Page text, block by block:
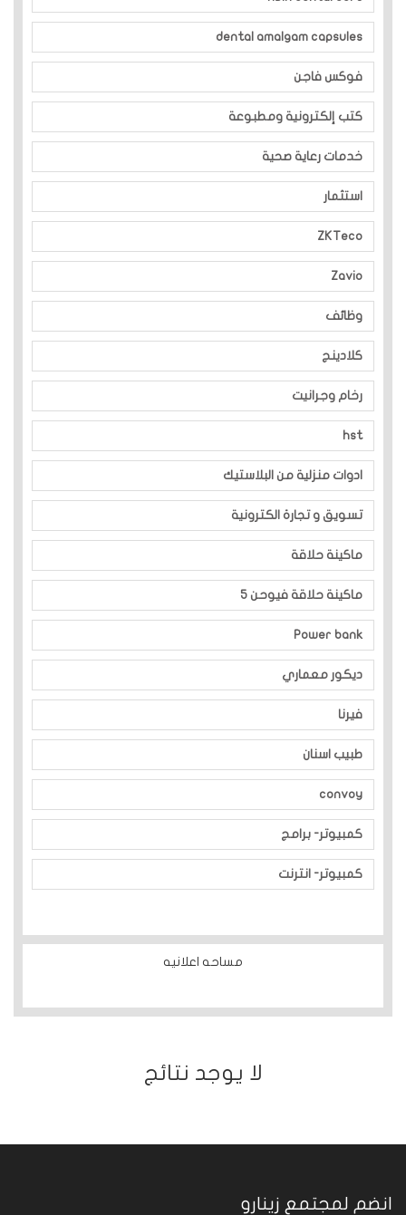
dental amalgam capsules
فوكس فاجن
كتب إلكترونية ومطبوعة
خدمات رعاية صحية
استثمار
ZKTeco
Zavio
وظائف
كلادينج
رخام وجرانيت
hst
ادوات منزلية من البلاستيك
تسويق و تجارة الكترونية
ماكينة حلاقة
ماكينة حلاقة فيوحن 5
Power bank
ديكور معماري
فيرنا
طبيب اسنان
convoy
كمبيوتر- برامج
كمبيوتر- انترنت
مساحه اعلانيه
ﻻ يوجد نتائج
انضم لمجتمع زينارو